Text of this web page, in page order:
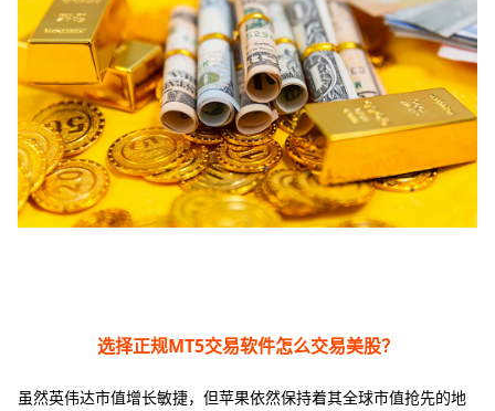
选择正规MT5交易软件怎么交易美股？
虽然英伟达市值增长敏捷，但苹果依然保持着其全球市值抢先的地